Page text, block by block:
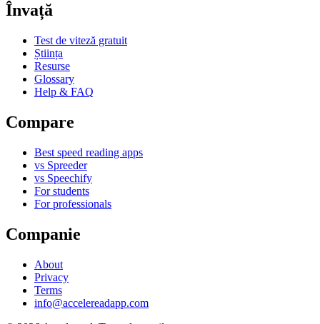
Învață
Test de viteză gratuit
Știința
Resurse
Glossary
Help & FAQ
Compare
Best speed reading apps
vs Spreeder
vs Speechify
For students
For professionals
Companie
About
Privacy
Terms
info@accelereadapp.com